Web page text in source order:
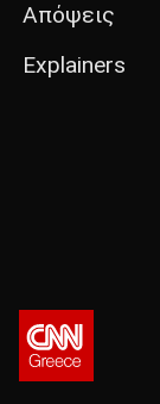
Απόψεις
Explainers